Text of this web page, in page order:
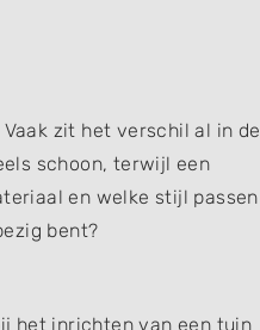
zit het verschil al in de
schoon, terwijl een
en welke stijl passen
bent?
het inrichten van een tuin